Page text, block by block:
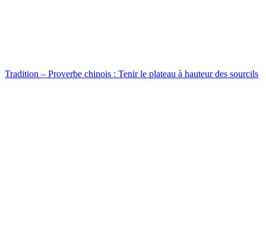
Tradition – Proverbe chinois : Tenir le plateau à hauteur des sourcils